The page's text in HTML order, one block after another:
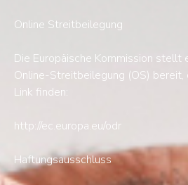
Online Streitbeilegung
Die Europäische Kommission stellt
Online-Streitbeilegung (OS)
Link finden:
http://ec.europa.eu/odr
Haftungsausschluss